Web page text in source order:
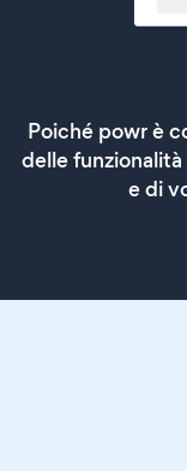
Poiché powr è
delle
e di